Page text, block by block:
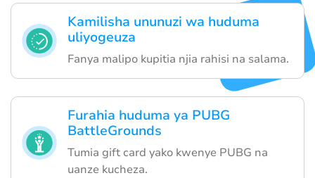
Kamilisha ununuzi wa huduma
uliyogeuza
Fanya malipo kupitia njia rahisi na salama.
Furahia huduma ya PUBG
BattleGrounds
Tumia gift card yako kwenye PUBG na
uanze kucheza.